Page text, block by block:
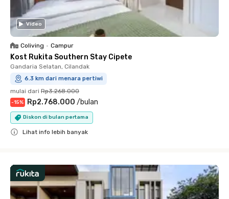
Video
Coliving • Campur
Kost Rukita Southern Stay Cipete
Gandaria Selatan, Cilandak
6.3 km dari menara pertiwi
mulai dari Rp3.268.000
-15% Rp2.768.000 /bulan
Diskon di bulan pertama
Lihat info lebih banyak